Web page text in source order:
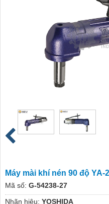
Máy mài khí nén 90 độ YA-
Mã số: G-54238-27
Nhãn hiệu: YOSHIDA